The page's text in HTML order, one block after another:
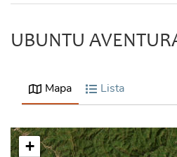
UBUNTU
Mapa Lista
+